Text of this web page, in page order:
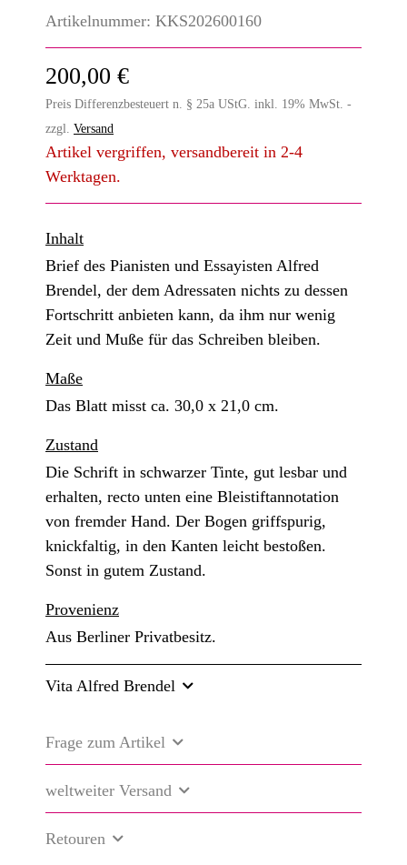
Artikelnummer: KKS202600160
200,00 €
Preis Differenzbesteuert n. § 25a UStG. inkl. 19% MwSt. -
zzgl. Versand
Artikel vergriffen, versandbereit in 2-4
Werktagen.
Inhalt
Brief des Pianisten und Essayisten Alfred
Brendel, der dem Adressaten nichts zu dessen
Fortschritt anbieten kann, da ihm nur wenig
Zeit und Muße für das Schreiben bleiben.
Maße
Das Blatt misst ca. 30,0 x 21,0 cm.
Zustand
Die Schrift in schwarzer Tinte, gut lesbar und
erhalten, recto unten eine Bleistiftannotation
von fremder Hand. Der Bogen griffspurig,
knickfaltig, in den Kanten leicht bestoßen.
Sonst in gutem Zustand.
Provenienz
Aus Berliner Privatbesitz.
Vita Alfred Brendel
Frage zum Artikel
weltweiter Versand
Retouren